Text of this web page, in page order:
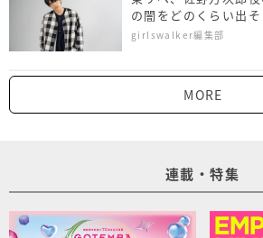
の闇をどのくらい出
girlswalker編集部
MORE
連載・特集